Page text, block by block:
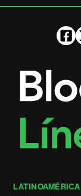
LATINOAMÉRICA